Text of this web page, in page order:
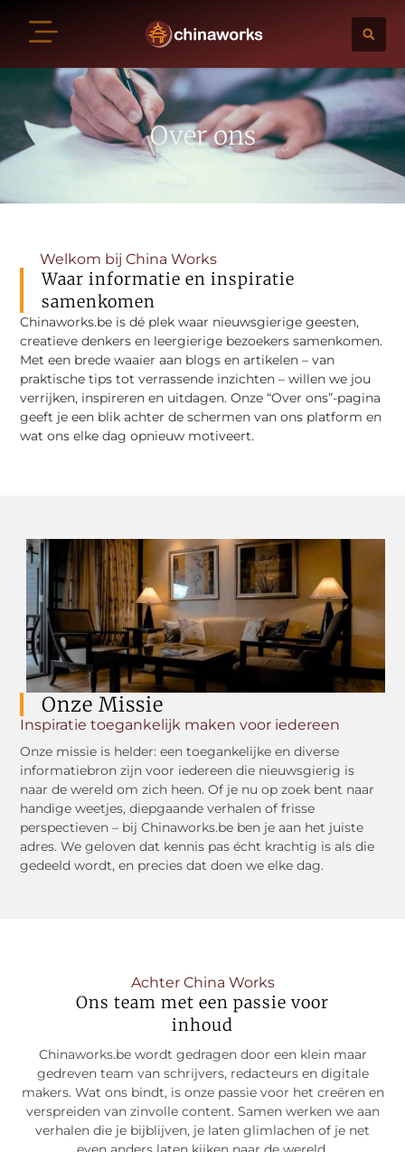
Over ons
Welkom bij China Works
Waar informatie en inspiratie
samenkomen
Chinaworks.be is dé plek waar nieuwsgierige geesten,
creatieve denkers en leergierige bezoekers samenkomen.
Met een brede waaier aan blogs en artikelen – van
praktische tips tot verrassende inzichten – willen we jou
verrijken, inspireren en uitdagen. Onze “Over ons”-pagina
geeft je een blik achter de schermen van ons platform en
wat ons elke dag opnieuw motiveert.
Onze Missie
Inspiratie toegankelijk maken voor iedereen
Onze missie is helder: een toegankelijke en diverse
informatiebron zijn voor iedereen die nieuwsgierig is
naar de wereld om zich heen. Of je nu op zoek bent naar
handige weetjes, diepgaande verhalen of frisse
perspectieven – bij Chinaworks.be ben je aan het juiste
adres. We geloven dat kennis pas écht krachtig is als die
gedeeld wordt, en precies dat doen we elke dag.
Achter China Works
Ons team met een passie voor
inhoud
Chinaworks.be wordt gedragen door een klein maar
gedreven team van schrijvers, redacteurs en digitale
makers. Wat ons bindt, is onze passie voor het creëren en
verspreiden van zinvolle content. Samen werken we aan
verhalen die je bijblijven, je laten glimlachen of je net